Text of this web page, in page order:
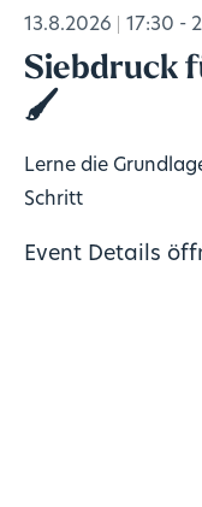
13.8.2026 17:30 -
Siebdruck
🖌️
Lerne die
Schritt
Event Details